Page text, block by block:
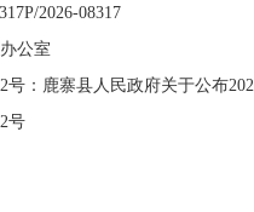
2026-08317
公室
号：鹿寨县人民政府关于公布
号